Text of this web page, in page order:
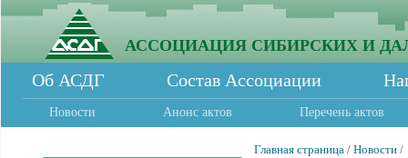
АССОЦИАЦИЯ СИБИРСКИХ И
Об АСДГ Состав Ассоциации
Новости Анонс актов Перечень актов
Главная страница / Новости /